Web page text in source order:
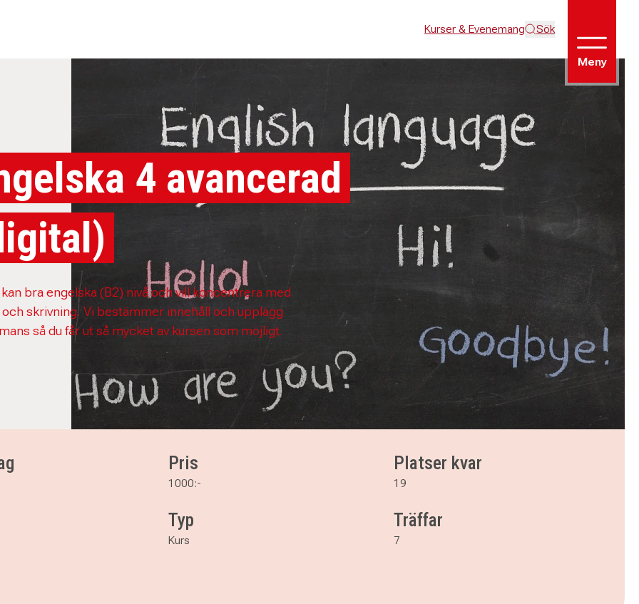
Kurser & Evenemang Sök
Meny
4 avancerad
bra engelska (B2) nivå och vill koncentrera med
skrivning. Vi bestämmer innehåll och upplägg
så du får ut så mycket av kursen som möjligt.
Pris
1000:-
Platser kvar
19
Typ
Kurs
Träffar
7